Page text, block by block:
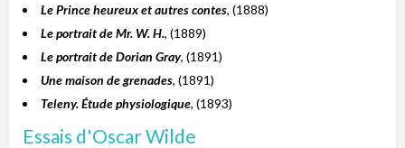
Le Prince heureux et autres contes, (1888)
Le portrait de Mr. W. H., (1889)
Le portrait de Dorian Gray, (1891)
Une maison de grenades, (1891)
Teleny. Étude physiologique, (1893)
Essais d'Oscar Wilde